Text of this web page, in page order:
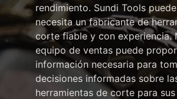
rendimiento. Sundi Tools
necesita un fabricante de
corte fiable y con experiencia.
equipo de ventas puede
información necesaria para
decisiones informadas sobre
herramientas de corte para sus